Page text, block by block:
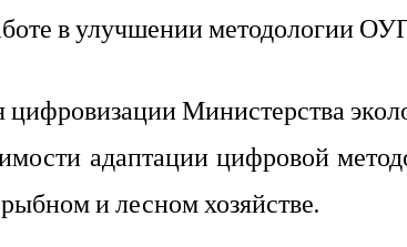
в улучшении методологии
Министерства
адаптации цифровой
и лесном хозяйстве.